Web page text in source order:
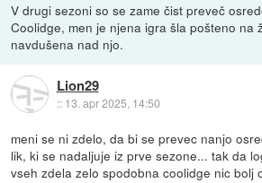
V drugi sezoni so se zame čist preveč
Coolidge, men je njena igra šla pošteno na
navdušena nad njo.
Lion29
:: 13. apr 2025, 14:50
meni se ni zdelo, da bi se prevec nanjo
lik, ki se nadaljuje iz prve sezone... tak da
vseh zdela zelo spodobna coolidge nic bolj